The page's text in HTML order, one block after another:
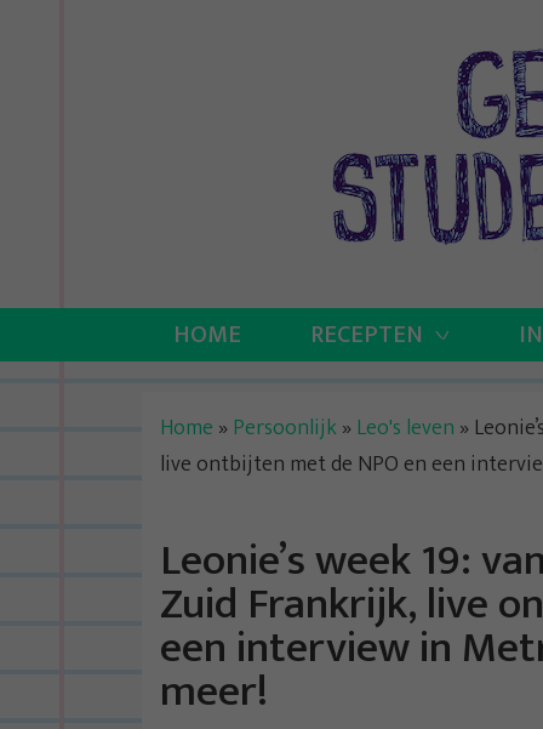
HOME RECEPTEN
Home » Persoonlijk» Leo's leven »
live ontbijten met de NPO en een
Leonie’s week 19:
Zuid Frankrijk, live
een interview in
meer!